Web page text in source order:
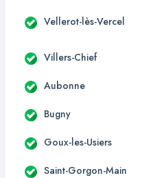
Vellerot-lès-Vercel
Villers-Chief
Aubonne
Bugny
Goux-les-Usiers
Saint-Gorgon-Main